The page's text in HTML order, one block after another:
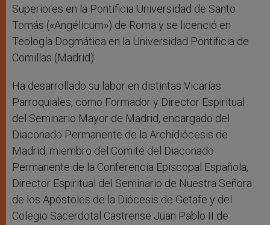
Superiores en la Pontificia Universidad de Santo
Tomás («Angélicum») de Roma y se licenció en
Teología Dogmática en la Universidad Pontificia de
Comillas (Madrid).
Ha desarrollado su labor en distintas Vicarías
Parroquiales, como Formador y Director Espiritual
del Seminario Mayor de Madrid, encargado del
Diaconado Permanente de la Archidiócesis de
Madrid, miembro del Comité del Diaconado
Permanente de la Conferencia Episcopal Española,
Director Espiritual del Seminario de Nuestra Señora
de los Apóstoles de la Diócesis de Getafe y del
Colegio Sacerdotal Castrense Juan Pablo II de